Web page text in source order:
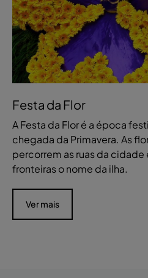
Festa da Flor
A Festa da Flor é a época
chegada da Primavera. As
percorrem as ruas da cidade
fronteiras o nome da ilha.
Ver mais